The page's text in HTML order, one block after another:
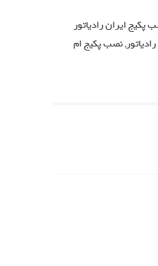
پکیج ایران رادیاتور
رادیاتور,نصب پکیج ام